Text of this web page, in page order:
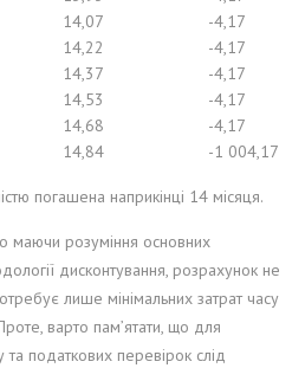
14,07
-4,17
14,22
-4,17
14,37
-4,17
14,53
-4,17
14,68
-4,17
14,84 -1 004,17
погашена наприкінці 14 місяця.
маючи розуміння основних
дисконтування, розрахунок не
лише мінімальних затрат часу
варто пам’ятати, що для
податкових перевірок слід